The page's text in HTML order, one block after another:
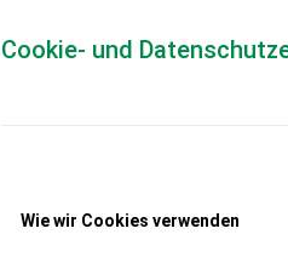
Cookie- und
Wie wir Cookies verwenden
und Baumaschinen –